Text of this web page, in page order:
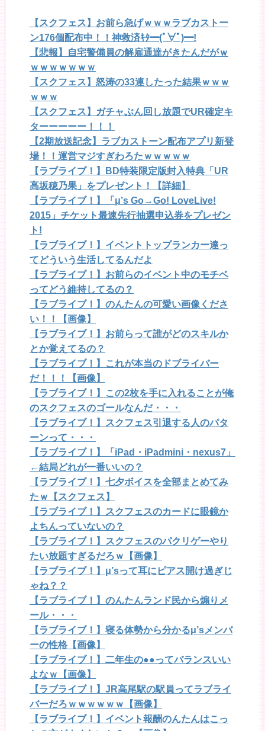
【スクフェス】お前ら急げｗｗｗラブカストー
ン176個配布中！！神救済ｷﾀ━(ﾟ∀ﾟ)━!
【悲報】自宅警備員の解雇通達がきたんだがｗ
ｗｗｗｗｗｗｗ
【スクフェス】怒涛の33連したった結果ｗｗｗ
ｗｗｗ
【スクフェス】ガチャぶん回し放題でUR確定キ
ターーーーー！！！
【2期放送記念】ラブカストーン配布アプリ新登
場！！運営マジすぎわろたｗｗｗｗｗ
【ラブライブ！】BD特装限定版封入特典「UR
高坂穂乃果」をプレゼント！【詳細】
【ラブライブ！】「μ’s Go→Go! LoveLive!
2015」チケット最速先行抽選申込券をプレゼン
ト!
【ラブライブ！】イベントトップランカー達っ
てどういう生活してるんだよ
【ラブライブ！】お前らのイベント中のモチベ
ってどう維持してるの？
【ラブライブ！】のんたんの可愛い画像くださ
い！！【画像】
【ラブライブ！】お前らって誰がどのスキルか
とか覚えてるの？
【ラブライブ！】これが本当のドブライバー
だ！！！【画像】
【ラブライブ！】この2枚を手に入れることが俺
のスクフェスのゴールなんだ・・・
【ラブライブ！】スクフェス引退する人のパタ
ーンって・・・
【ラブライブ！】「iPad・iPadmini・nexus7」
←結局どれが一番いいの？
【ラブライブ！】七夕ボイスを全部まとめてみ
たｗ【スクフェス】
【ラブライブ！】スクフェスのカードに眼鏡か
よちんっていないの？
【ラブライブ！】スクフェスのパクリゲーやり
たい放題すぎるだろｗ【画像】
【ラブライブ！】μ’sって耳にピアス開け過ぎじ
ゃね？？
【ラブライブ！】のんたんランド民から煽りメ
ール・・・
【ラブライブ！】寝る体勢から分かるμ’sメンバ
ーの性格【画像】
【ラブライブ！】二年生の●●ってバランスいい
よなｗ【画像】
【ラブライブ！】JR高尾駅の駅員ってラブライ
バーだろｗｗｗｗｗｗ【画像】
【ラブライブ！】イベント報酬のんたんはこっ